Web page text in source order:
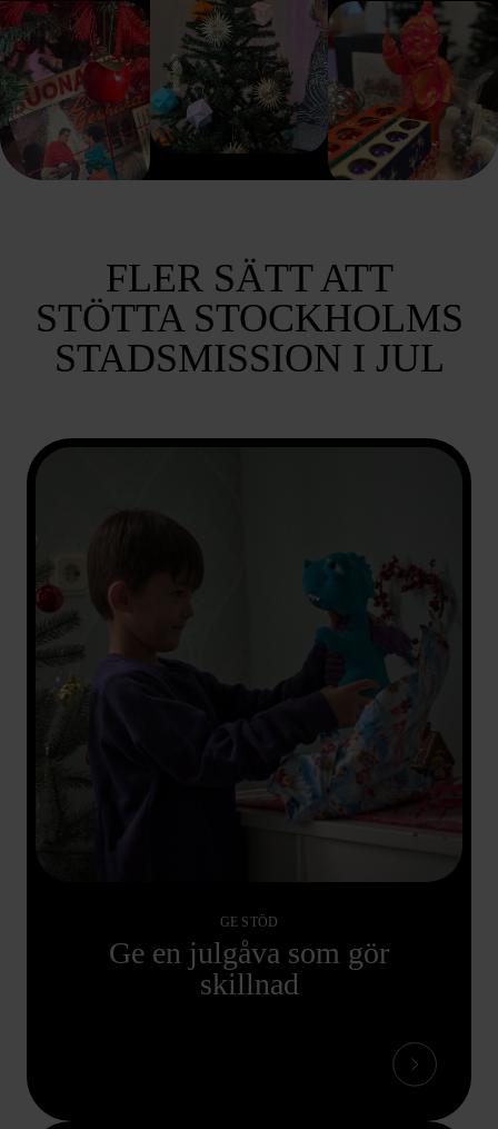
FLER SÄTT ATT
STÖTTA STOCKHOLMS
STADSMISSION I JUL
GE STÖD
Ge en julgåva som gör
skillnad